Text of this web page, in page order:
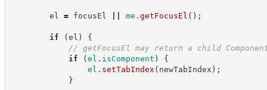
el = focusEl me . getFocusEl ( ) ;
if (el )
{
// getFocusEl may return a child
if
(el . isComponent )
{
el . setTabIndex ( newTabIndex ) ;
}